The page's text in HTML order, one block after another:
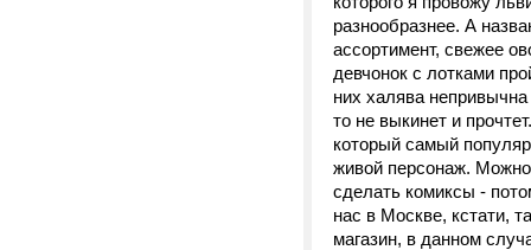
разнообразнее. А
ассортимент, свежее
девчонок с лотками
них халява
то не выкинет и
который самый
живой персонаж.
сделать комиксы -
нас в Москве, кстати,
магазин, в данном